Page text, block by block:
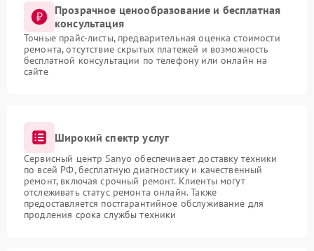
Прозрачное ценообразование и бесплатная
консультация
Точные прайс-листы, предварительная оценка стоимости
ремонта, отсутствие скрытых платежей и возможность
бесплатной консультации по телефону или онлайн на
сайте
Широкий спектр услуг
Сервисный центр Sanyo обеспечивает доставку техники
по всей РФ, бесплатную диагностику и качественный
ремонт, включая срочный ремонт. Клиенты могут
отслеживать статус ремонта онлайн. Также
предоставляется постгарантийное обслуживание для
продления срока службы техники